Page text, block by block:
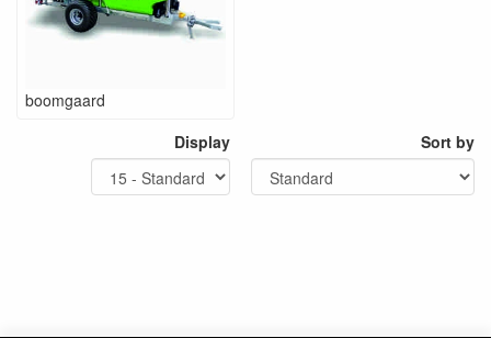
boomgaard
Display
Sort by